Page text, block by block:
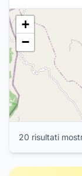
23
4
+
−
20 risultati